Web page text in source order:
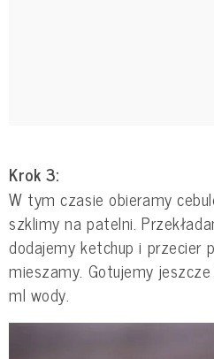
Krok 3:
W tym czasie obieramy
szklimy na patelni.
dodajemy ketchup i przecier
mieszamy. Gotujemy
ml wody.